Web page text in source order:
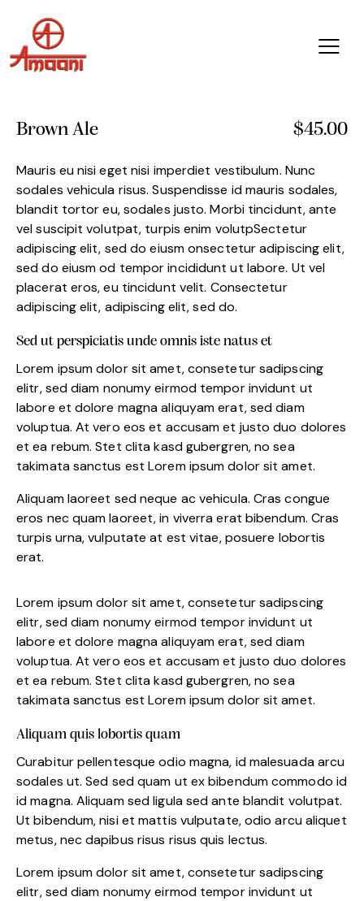
Brown Ale $45.00
Mauris eu nisi eget nisi imperdiet vestibulum. Nunc
sodales vehicula risus. Suspendisse id mauris sodales,
blandit tortor eu, sodales justo. Morbi tincidunt, ante
vel suscipit volutpat, turpis enim volutpSectetur
adipiscing elit, sed do eiusm onsectetur adipiscing elit,
sed do eiusm od tempor incididunt ut labore. Ut vel
placerat eros, eu tincidunt velit. Consectetur
adipiscing elit, adipiscing elit, sed do.
Sed ut perspiciatis unde omnis iste natus et
Lorem ipsum dolor sit amet, consetetur sadipscing
elitr, sed diam nonumy eirmod tempor invidunt ut
labore et dolore magna aliquyam erat, sed diam
voluptua. At vero eos et accusam et justo duo dolores
et ea rebum. Stet clita kasd gubergren, no sea
takimata sanctus est Lorem ipsum dolor sit amet.
Aliquam laoreet sed neque ac vehicula. Cras congue
eros nec quam laoreet, in viverra erat bibendum. Cras
turpis urna, vulputate at est vitae, posuere lobortis
erat.
Lorem ipsum dolor sit amet, consetetur sadipscing
elitr, sed diam nonumy eirmod tempor invidunt ut
labore et dolore magna aliquyam erat, sed diam
voluptua. At vero eos et accusam et justo duo dolores
et ea rebum. Stet clita kasd gubergren, no sea
takimata sanctus est Lorem ipsum dolor sit amet.
Aliquam quis lobortis quam
Curabitur pellentesque odio magna, id malesuada arcu
sodales ut. Sed sed quam ut ex bibendum commodo id
id magna. Aliquam sed ligula sed ante blandit volutpat.
Ut bibendum, nisi et mattis vulputate, odio arcu aliquet
metus, nec dapibus risus risus quis lectus.
Lorem ipsum dolor sit amet, consetetur sadipscing
elitr, sed diam nonumy eirmod tempor invidunt ut